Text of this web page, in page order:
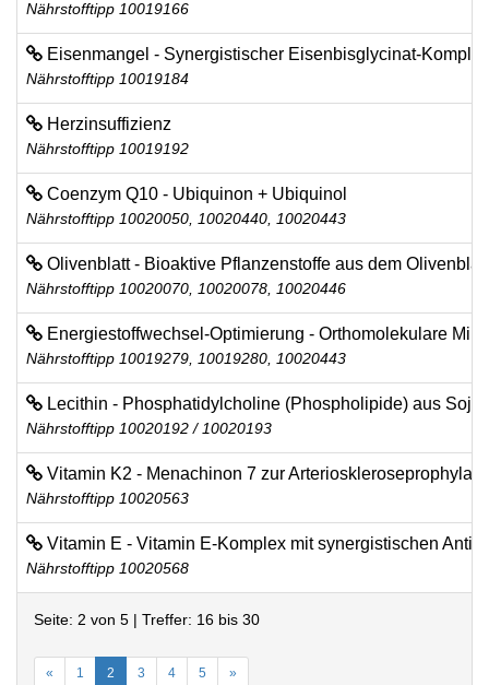
Nährstofftipp 10019166
Eisenmangel - Synergistischer Eisenbisglycinat-Komplex
Nährstofftipp 10019184
Herzinsuffizienz
Nährstofftipp 10019192
Coenzym Q10 - Ubiquinon + Ubiquinol
Nährstofftipp 10020050, 10020440, 10020443
Olivenblatt - Bioaktive Pflanzenstoffe aus dem Olivenblatt
Nährstofftipp 10020070, 10020078, 10020446
Energiestoffwechsel-Optimierung - Orthomolekulare
Nährstofftipp 10019279, 10019280, 10020443
Lecithin - Phosphatidylcholine (Phospholipide) aus Soja
Nährstofftipp 10020192 / 10020193
Vitamin K2 - Menachinon 7 zur
Nährstofftipp 10020563
Vitamin E - Vitamin E-Komplex mit synergistischen
Nährstofftipp 10020568
Seite: 2 von 5 | Treffer: 16 bis 30
« 1 2 3 4 5 »